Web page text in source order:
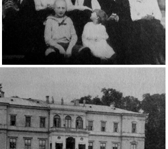
Wielopolscy